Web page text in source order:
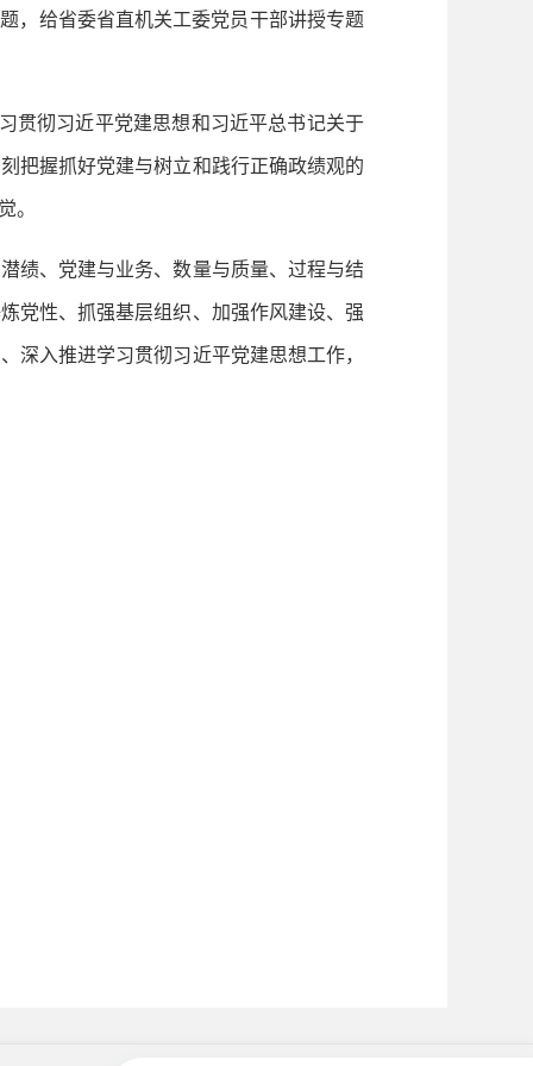
给省委省直机关工委党员干部讲授专题
彻习近平党建思想和习近平总书记关于
把握抓好党建与树立和践行正确政绩观的
。
、党建与业务、数量与质量、过程与结
党性、抓强基层组织、加强作风建设、强
深入推进学习贯彻习近平党建思想工作，